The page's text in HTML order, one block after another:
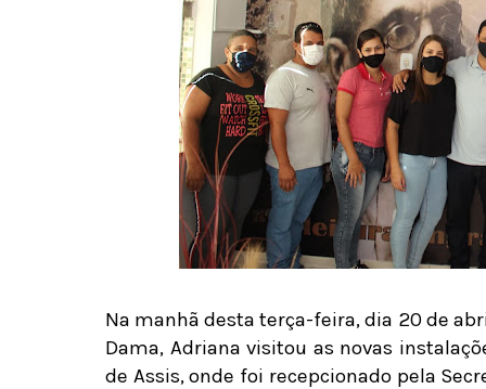
Na manhã desta terça-feira, dia 20 de
Dama, Adriana visitou as novas
de Assis, onde foi recepcionado pela